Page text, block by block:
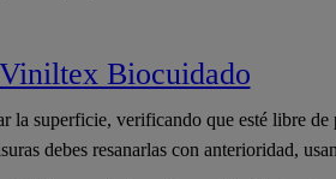
Viniltex Biocuidado
la superficie, verificando que esté libre
debes resanarlas con anterioridad,